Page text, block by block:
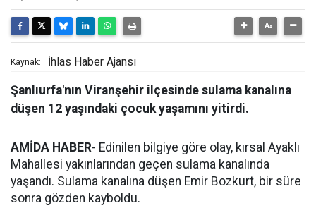
Kaynak: İhlas Haber Ajansı
Şanlıurfa'nın Viranşehir ilçesinde sulama kanalına
düşen 12 yaşındaki çocuk yaşamını yitirdi.
AMİDA HABER- Edinilen bilgiye göre olay, kırsal Ayaklı
Mahallesi yakınlarından geçen sulama kanalında
yaşandı. Sulama kanalına düşen Emir Bozkurt, bir süre
sonra gözden kayboldu.